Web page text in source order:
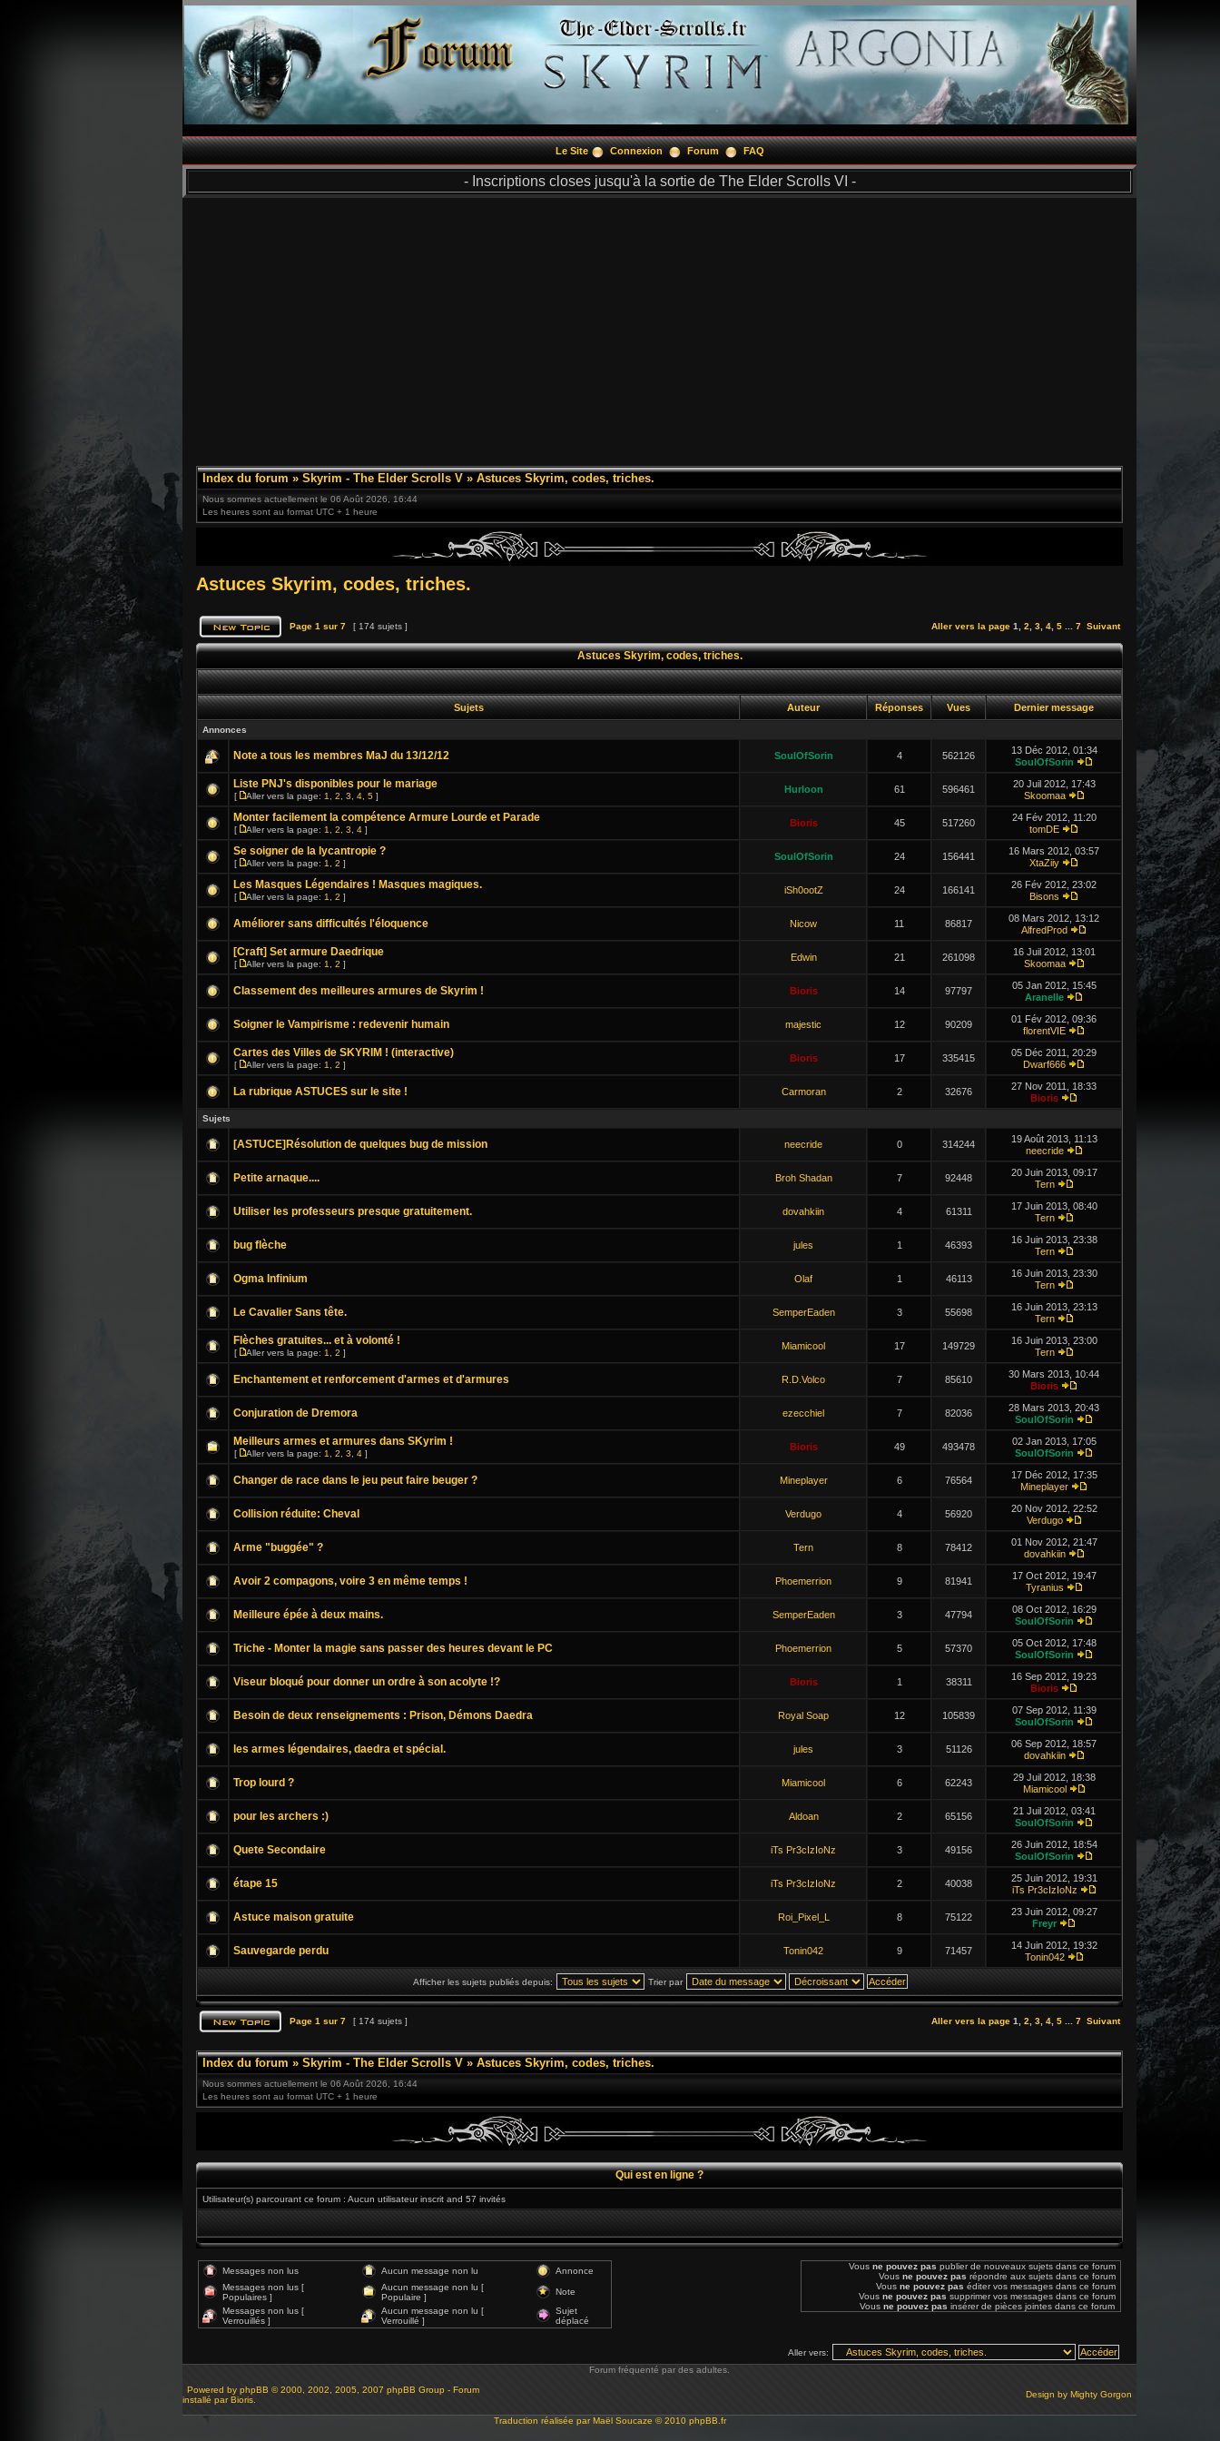
Le Site Connexion Forum FAQ
- Inscriptions closes jusqu'à la sortie de The Elder Scrolls VI -
Index du forum » Skyrim - The Elder Scrolls V » Astuces Skyrim, codes, triches.
Nous sommes actuellement le 06 Août 2026, 16:44
Les heures sont au format UTC + 1 heure
Astuces Skyrim, codes, triches.
Page 1 sur 7 [ 174 sujets ] Aller vers la page 1 2 3 4 5 7 Suivant
Astuces Skyrim, codes, triches.
Sujets Auteur Réponses Vues Dernier message
Annonces
Note a tous les membres MaJ du 13/12/12 SoulOfSorin 4 562126
13 Déc 2012, 01:34
SoulOfSorin
Liste PNJ's disponibles pour le mariage
[ Aller vers la page: 1 2 3 4 5 ]
Hurloon 61 596461
20 Juil 2012, 17:43
Skoomaa
Monter facilement la compétence Armure Lourde et Parade
[ Aller vers la page: 1 2 3 4 ]
Bioris 45 517260
24 Fév 2012, 11:20
tomDE
Se soigner de la lycantropie ?
[ Aller vers la page: 1 2 ]
SoulOfSorin 24 156441
16 Mars 2012, 03:57
XtaZiiy
Les Masques Légendaires ! Masques magiques.
[ Aller vers la page: 1 2 ]
iSh0ootZ 24 166141
26 Fév 2012, 23:02
Bisons
Améliorer sans difficultés l'éloquence Nicow 11 86817
08 Mars 2012, 13:12
AlfredProd
[Craft] Set armure Daedrique
[ Aller vers la page: 1 2 ]
Edwin 21 261098
16 Juil 2012, 13:01
Skoomaa
Classement des meilleures armures de Skyrim ! Bioris 14 97797
05 Jan 2012, 15:45
Aranelle
Soigner le Vampirisme : redevenir humain majestic 12 90209
01 Fév 2012, 09:36
florentVIE
Cartes des Villes de SKYRIM ! (interactive)
[ Aller vers la page: 1 2 ]
Bioris 17 335415
05 Déc 2011, 20:29
Dwarf666
La rubrique ASTUCES sur le site ! Carmoran 2 32676
27 Nov 2011, 18:33
Bioris
Sujets
[ASTUCE]Résolution de quelques bug de mission neecride 0 314244
19 Août 2013, 11:13
neecride
Petite arnaque.... Broh Shadan 7 92448
20 Juin 2013, 09:17
Tern
Utiliser les professeurs presque gratuitement. dovahkiin 4 61311
17 Juin 2013, 08:40
Tern
bug flèche jules 1 46393
16 Juin 2013, 23:38
Tern
Ogma Infinium Olaf 1 46113
16 Juin 2013, 23:30
Tern
Le Cavalier Sans tête. SemperEaden 3 55698
16 Juin 2013, 23:13
Tern
Flèches gratuites... et à volonté !
[ Aller vers la page: 1 2 ]
Miamicool 17 149729
16 Juin 2013, 23:00
Tern
Enchantement et renforcement d'armes et d'armures R.D.Volco 7 85610
30 Mars 2013, 10:44
Bioris
Conjuration de Dremora ezecchiel 7 82036
28 Mars 2013, 20:43
SoulOfSorin
Meilleurs armes et armures dans SKyrim !
[ Aller vers la page: 1 2 3 4 ]
Bioris 49 493478
02 Jan 2013, 17:05
SoulOfSorin
Changer de race dans le jeu peut faire beuger ? Mineplayer 6 76564
17 Déc 2012, 17:35
Mineplayer
Collision réduite: Cheval Verdugo 4 56920
20 Nov 2012, 22:52
Verdugo
Arme "buggée" ? Tern 8 78412
01 Nov 2012, 21:47
dovahkiin
Avoir 2 compagons, voire 3 en même temps ! Phoemerrion 9 81941
17 Oct 2012, 19:47
Tyranius
Meilleure épée à deux mains. SemperEaden 3 47794
08 Oct 2012, 16:29
SoulOfSorin
Triche - Monter la magie sans passer des heures devant le PC Phoemerrion 5 57370
05 Oct 2012, 17:48
SoulOfSorin
Viseur bloqué pour donner un ordre à son acolyte !? Bioris 1 38311
16 Sep 2012, 19:23
Bioris
Besoin de deux renseignements : Prison, Démons Daedra Royal Soap 12 105839
07 Sep 2012, 11:39
SoulOfSorin
les armes légendaires, daedra et spécial. jules 3 51126
06 Sep 2012, 18:57
dovahkiin
Trop lourd ? Miamicool 6 62243
29 Juil 2012, 18:38
Miamicool
pour les archers :) Aldoan 2 65156
21 Juil 2012, 03:41
SoulOfSorin
Quete Secondaire iTs Pr3cIzIoNz 3 49156
26 Juin 2012, 18:54
SoulOfSorin
étape 15 iTs Pr3cIzIoNz 2 40038
25 Juin 2012, 19:31
iTs Pr3cIzIoNz
Astuce maison gratuite Roi_Pixel_L 8 75122
23 Juin 2012, 09:27
Freyr
Sauvegarde perdu Tonin042 9 71457
14 Juin 2012, 19:32
Tonin042
Afficher les sujets publiés depuis: Trier par
Page 1 sur 7 [ 174 sujets ] Aller vers la page 1 2 3 4 5 7 Suivant
Index du forum » Skyrim - The Elder Scrolls V » Astuces Skyrim, codes, triches.
Nous sommes actuellement le 06 Août 2026, 16:44
Les heures sont au format UTC + 1 heure
Qui est en ligne ?
Utilisateur(s) parcourant ce forum : Aucun utilisateur inscrit and 57 invités
Messages non lus Aucun message non lu
Annonce
Messages non lus [
Populaires ]
Aucun message non lu [
Populaire ]
Note
Messages non lus [
Verrouillés ]
Aucun message non lu [
Verrouillé ]
Sujet
déplacé
Vous ne pouvez pas publier de nouveaux sujets dans ce forum
Vous ne pouvez pas répondre aux sujets dans ce forum
Vous ne pouvez pas éditer vos messages dans ce forum
Vous ne pouvez pas supprimer vos messages dans ce forum
Vous ne pouvez pas insérer de pièces jointes dans ce forum
Aller vers:
Forum fréquenté par des adultes.
Powered by phpBB © 2000, 2002, 2005, 2007 phpBB Group - Forum
installé par Bioris.
Design by Mighty Gorgon
Traduction réalisée parMaël Soucaze © 2010 phpBB.fr